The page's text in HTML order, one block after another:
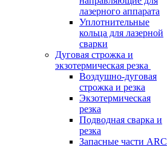
лазерного аппарата
Уплотнительные
кольца для лазерной
сварки
Дуговая строжка и
экзотермическая резка
Воздушно-дуговая
строжка и резка
Экзотермическая
резка
Подводная сварка и
резка
Запасные части ARC